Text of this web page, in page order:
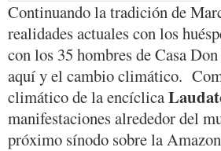
Continuando la tradición de
realidades actuales con los
con los 35 hombres de Casa
aquí y el cambio climático.
climático de la encíclica
manifestaciones alrededor del
próximo sínodo sobre la